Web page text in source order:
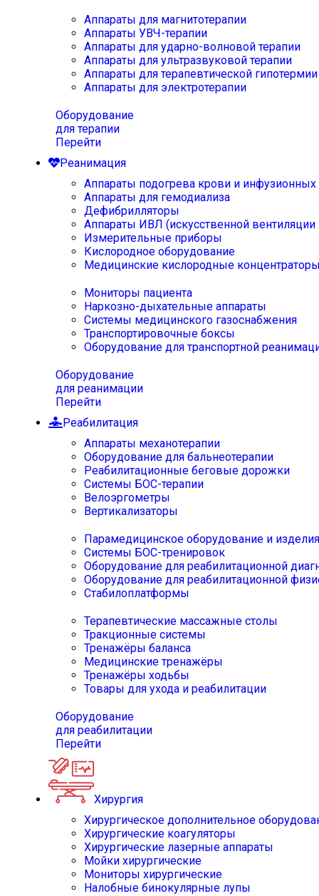
Аппараты для магнитотерапии
Аппараты УВЧ-терапии
Аппараты для ударно-волновой терапии
Аппараты для ультразвуковой терапии
Аппараты для терапевтической
Аппараты для электротерапии
Оборудование
для терапии
Перейти
Реанимация
Аппараты подогрева крови и инфузионных
Аппараты для гемодиализа
Дефибрилляторы
Аппараты ИВЛ (искусственной вентиляции
Измерительные приборы
Кислородное оборудование
Медицинские кислородные
Мониторы пациента
Наркозно-дыхательные аппараты
Системы медицинского газоснабжения
Транспортировочные боксы
Оборудование для транспортной
Оборудование
для реанимации
Перейти
Реабилитация
Аппараты механотерапии
Оборудование для бальнеотерапии
Реабилитационные беговые дорожки
Системы БОС-терапии
Велоэргометры
Вертикализаторы
Парамедицинское оборудование и изделия
Системы БОС-тренировок
Оборудование для реабилитационной
Оборудование для реабилитационной
Стабилоплатформы
Терапевтические массажные столы
Тракционные системы
Тренажёры баланса
Медицинские тренажёры
Тренажёры ходьбы
Товары для ухода и реабилитации
Оборудование
для реабилитации
Перейти
Хирургия
Хирургическое дополнительное
Хирургические коагуляторы
Хирургические лазерные аппараты
Мойки хирургические
Мониторы хирургические
Налобные бинокулярные лупы